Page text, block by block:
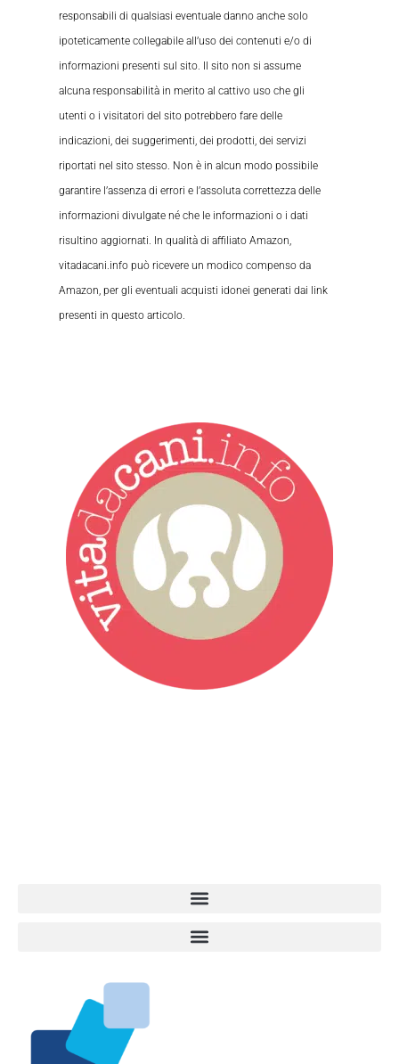
responsabili di qualsiasi eventuale danno anche solo
ipoteticamente collegabile all’uso dei contenuti e/o di
informazioni presenti sul sito. Il sito non si assume
alcuna responsabilità in merito al cattivo uso che gli
utenti o i visitatori del sito potrebbero fare delle
indicazioni, dei suggerimenti, dei prodotti, dei servizi
riportati nel sito stesso. Non è in alcun modo possibile
garantire l’assenza di errori e l’assoluta correttezza delle
informazioni divulgate né che le informazioni o i dati
risultino aggiornati. In qualità di affiliato Amazon,
vitadacani.info può ricevere un modico compenso da
Amazon, per gli eventuali acquisti idonei generati dai link
presenti in questo articolo.